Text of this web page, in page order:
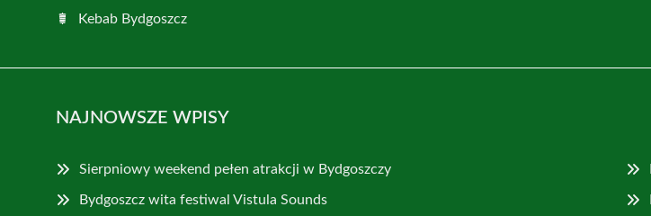
Kebab Bydgoszcz
NAJNOWSZE WPISY
Sierpniowy weekend pełen atrakcji w Bydgoszczy
Bydgoszcz wita festiwal Vistula Sounds